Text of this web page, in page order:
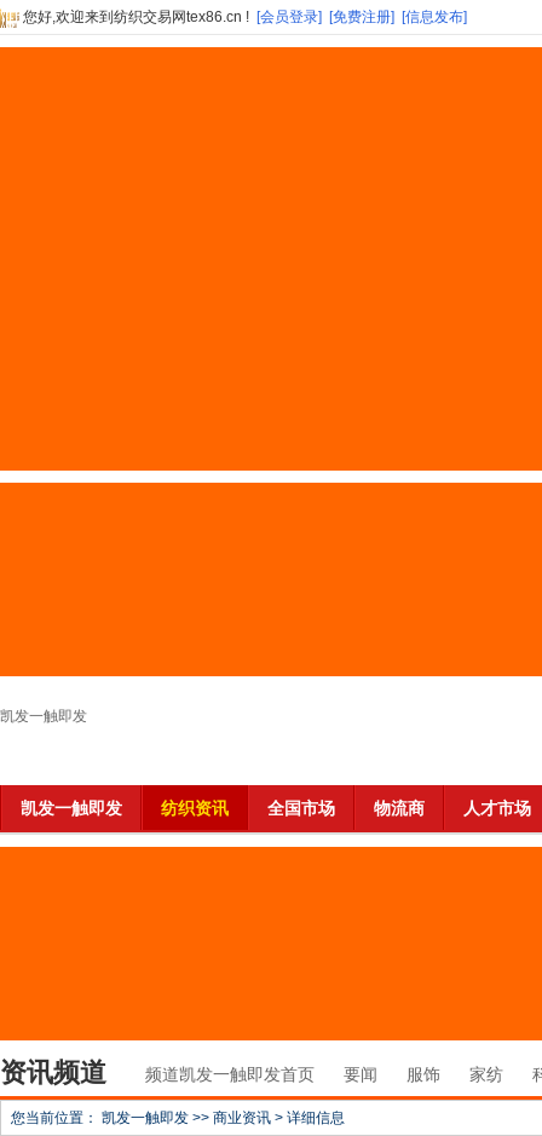
您好,欢迎来到纺织交易网tex86.cn ! [会员登录] [免费注册] [信息发布]
凯发一触即发
凯发一触即发 纺织资讯 全国市场 物流商 人才市场
资讯频道 频道凯发一触即发首页 要闻 服饰 家纺
您当前位置： 凯发一触即发 >> 商业资讯 > 详细信息